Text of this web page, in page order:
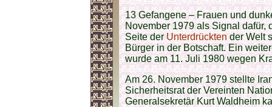
13 Gefangene – Frauen und
November 1979 als Signal dafür,
Seite derUnterdrücktender Welt
Bürger in der Botschaft. Ein
wurde am 11. Juli 1980 wegen
Am 26. November 1979 stellte
Sicherheitsrat der Vereinten
Generalsekretär Kurt Waldheim